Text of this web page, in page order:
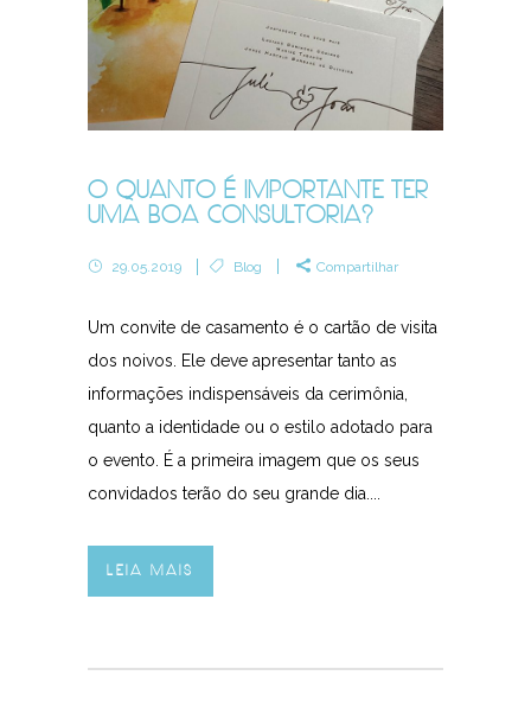
O QUANTO É IMPORTANTE TER
UMA BOA CONSULTORIA?
29.05.2019 Blog Compartilhar
Um convite de casamento é o cartão de visita
dos noivos. Ele deve apresentar tanto as
informações indispensáveis da cerimônia,
quanto a identidade ou o estilo adotado para
o evento. É a primeira imagem que os seus
convidados terão do seu grande dia....
LEIA MAIS